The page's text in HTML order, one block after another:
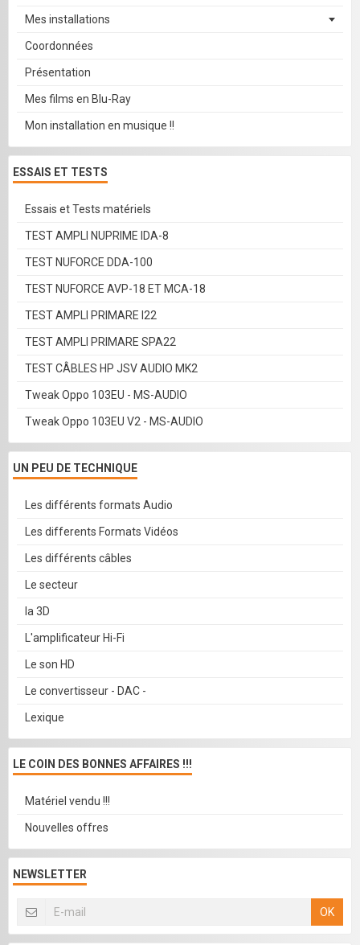
Mes installations
Coordonnées
Présentation
Mes films en Blu-Ray
Mon installation en musique !!
ESSAIS ET TESTS
Essais et Tests matériels
TEST AMPLI NUPRIME IDA-8
TEST NUFORCE DDA-100
TEST NUFORCE AVP-18 ET MCA-18
TEST AMPLI PRIMARE I22
TEST AMPLI PRIMARE SPA22
TEST CÂBLES HP JSV AUDIO MK2
Tweak Oppo 103EU - MS-AUDIO
Tweak Oppo 103EU V2 - MS-AUDIO
UN PEU DE TECHNIQUE
Les différents formats Audio
Les differents Formats Vidéos
Les différents câbles
Le secteur
la 3D
L'amplificateur Hi-Fi
Le son HD
Le convertisseur - DAC -
Lexique
LE COIN DES BONNES AFFAIRES !!!
Matériel vendu !!!
Nouvelles offres
NEWSLETTER
OK